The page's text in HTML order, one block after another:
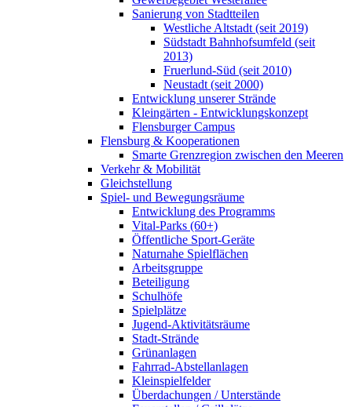
Sanierung von Stadtteilen
Westliche Altstadt (seit 2019)
Südstadt Bahnhofsumfeld (seit
2013)
Fruerlund-Süd (seit 2010)
Neustadt (seit 2000)
Entwicklung unserer Strände
Kleingärten - Entwicklungskonzept
Flensburger Campus
Flensburg & Kooperationen
Smarte Grenzregion zwischen den Meeren
Verkehr & Mobilität
Gleichstellung
Spiel- und Bewegungsräume
Entwicklung des Programms
Vital-Parks (60+)
Öffentliche Sport-Geräte
Naturnahe Spielflächen
Arbeitsgruppe
Beteiligung
Schulhöfe
Spielplätze
Jugend-Aktivitätsräume
Stadt-Strände
Grünanlagen
Fahrrad-Abstellanlagen
Kleinspielfelder
Überdachungen / Unterstände